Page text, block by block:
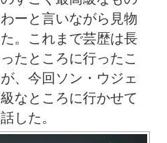
ーと言いながら見物
。これまで芸歴は長
たところに行ったこ
、今回ソン・ウジェ
なところに行かせて
した。